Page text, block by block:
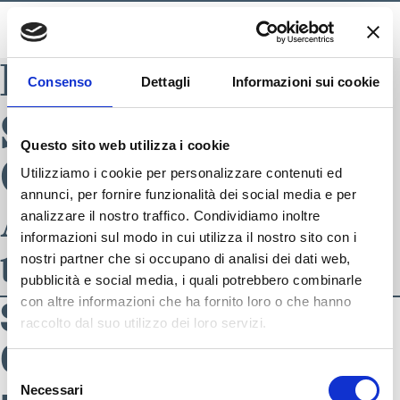
Consenso Dettagli Informazioni sui cookie
Questo sito web utilizza i cookie
Utilizziamo i cookie per personalizzare contenuti ed
annunci, per fornire funzionalità dei social media e per
analizzare il nostro traffico. Condividiamo inoltre
informazioni sul modo in cui utilizza il nostro sito con i
nostri partner che si occupano di analisi dei dati web,
pubblicità e social media, i quali potrebbero combinarle
con altre informazioni che ha fornito loro o che hanno
raccolto dal suo utilizzo dei loro servizi.
Selezione
delNecessari
BLADE INDEX
S4117554-
050_S_896
AI22 uomo
tennis
S4117554-
050_S_896 AI22